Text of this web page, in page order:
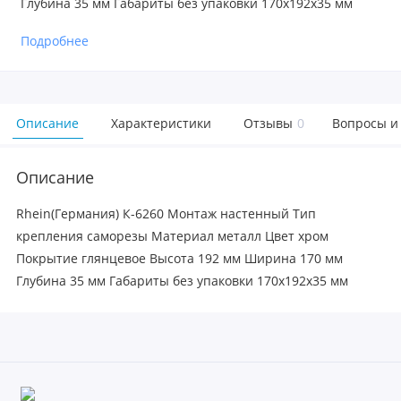
Глубина 35 мм Габариты без упаковки 170х192х35 мм
Подробнее
Описание Характеристики Отзывы 0 Вопросы и
Описание
Rhein(Германия) К-6260 Монтаж настенный Тип
крепления саморезы Материал металл Цвет хром
Покрытие глянцевое Высота 192 мм Ширина 170 мм
Глубина 35 мм Габариты без упаковки 170х192х35 мм